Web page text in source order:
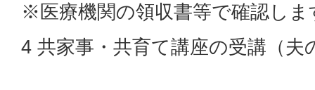
※医療機関の領収書等で確認しま
4 共家事・共育て講座の受講（夫